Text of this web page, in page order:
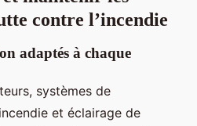
contre l’incendie
adaptés à chaque
systèmes de
et éclairage de